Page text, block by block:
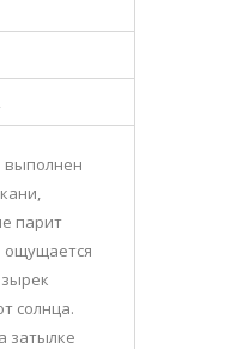
выполнен
парит
ощущается
солнца.
затылке